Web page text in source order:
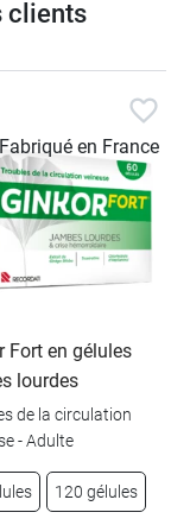
clients
Fort en gélules
lourdes
de la circulation
- Adulte
120 gélules